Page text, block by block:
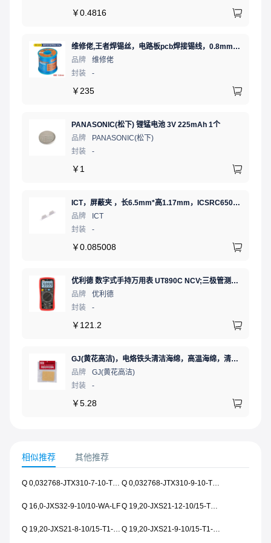
￥0.4816
维修佬,王者焊锡丝，电路板pcb焊接锡线，0.8mm800g,1个
品牌
维修佬
封装
-
￥ 235
PANASONIC(松下) 锂锰电池 3V 225mAh 1个
品牌
PANASONIC(松下)
封装
-
￥ 1
ICT，屏蔽夹 ，长6.5mm*高1.17mm，ICSRC6508-015SFR
品牌
ICT
封装
-
￥0.085008
优利德 数字式手持万用表 UT890C NCV;三极管测试;二极管测试;火线辨别;真有效值;通断测试
品牌
优利德
封装
-
￥ 121.2
GJ(黄花高洁)，电烙铁头清洁海绵，高温海绵，清洁棉，除锡棉，擦锡棉，ST-11A
品牌
GJ(黄花高洁)
封装
-
￥5.28
相似推荐 其他推荐
Q 0,032768-JTX310-7-10-T2-HMR-LF Q 0,032768-JTX310-9-10-T2-HMR-LF
Q 16,0-JXS32-9-10/10-WA-LF Q 19,20-JXS21-12-10/15-T1-WA-LF
Q 19,20-JXS21-8-10/15-T1-WA-LF Q 19,20-JXS21-9-10/15-T1-WA-LF